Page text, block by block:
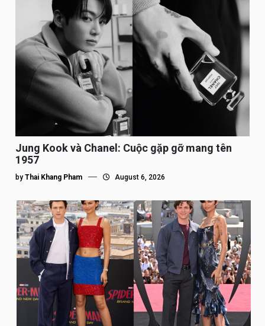
Jung Kook và Chanel: Cuộc gặp gỡ mang tên
1957
by Thai Khang Pham August 6, 2026